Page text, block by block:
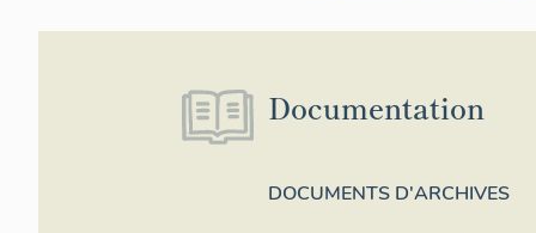
table rase
1
Voir
méthodes,
Documentation
DOCUMENTS D'ARCHIVES